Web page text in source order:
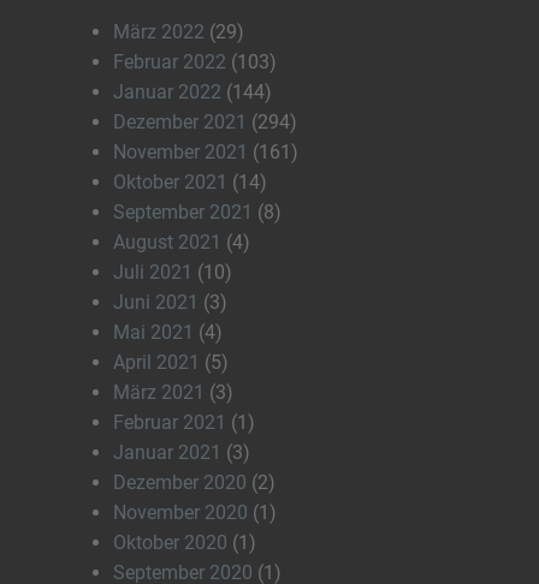
März 2022 (29)
Februar 2022 (103)
Januar 2022 (144)
Dezember 2021 (294)
November 2021 (161)
Oktober 2021 (14)
September 2021 (8)
August 2021 (4)
Juli 2021 (10)
Juni 2021 (3)
Mai 2021 (4)
April 2021 (5)
März 2021 (3)
Februar 2021 (1)
Januar 2021 (3)
Dezember 2020 (2)
November 2020 (1)
Oktober 2020 (1)
September 2020 (1)